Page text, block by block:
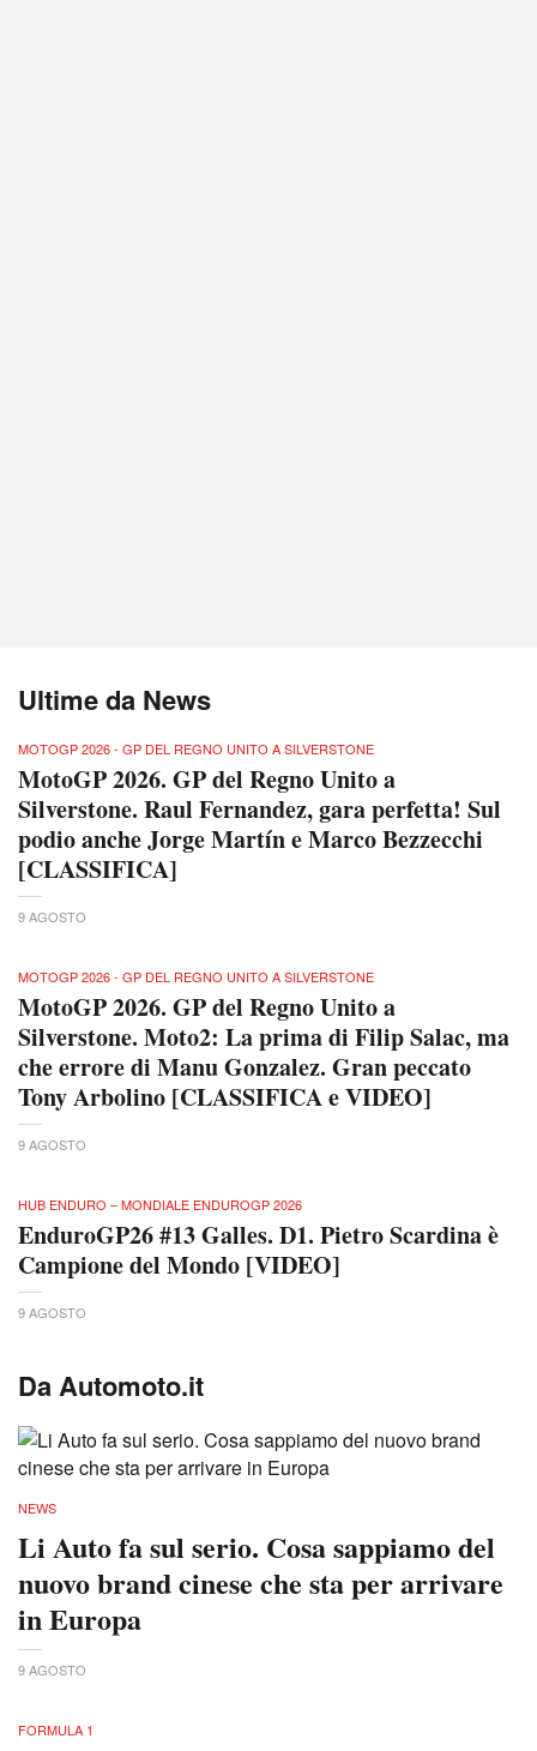
Ultime da News
MOTOGP 2026 - GP DEL REGNO UNITO A SILVERSTONE
MotoGP 2026. GP del Regno Unito a
Silverstone. Raul Fernandez, gara perfetta! Sul
podio anche Jorge Martín e Marco Bezzecchi
[CLASSIFICA]
9 AGOSTO
MOTOGP 2026 - GP DEL REGNO UNITO A SILVERSTONE
MotoGP 2026. GP del Regno Unito a
Silverstone. Moto2: La prima di Filip Salac, ma
che errore di Manu Gonzalez. Gran peccato
Tony Arbolino [CLASSIFICA e VIDEO]
9 AGOSTO
HUB ENDURO – MONDIALE ENDUROGP 2026
EnduroGP26 #13 Galles. D1. Pietro Scardina è
Campione del Mondo [VIDEO]
9 AGOSTO
Da Automoto.it
NEWS
Li Auto fa sul serio. Cosa sappiamo del
nuovo brand cinese che sta per arrivare
in Europa
9 AGOSTO
FORMULA 1